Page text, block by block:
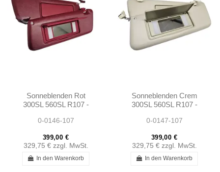
Sonneblenden Rot
300SL 560SL R107 -
0-0146-107
399,00 €
329,75 € zzgl. MwSt.
In den Warenkorb
Sonneblenden Crem
300SL 560SL R107 -
0-0147-107
399,00 €
329,75 € zzgl. MwSt.
In den Warenkorb